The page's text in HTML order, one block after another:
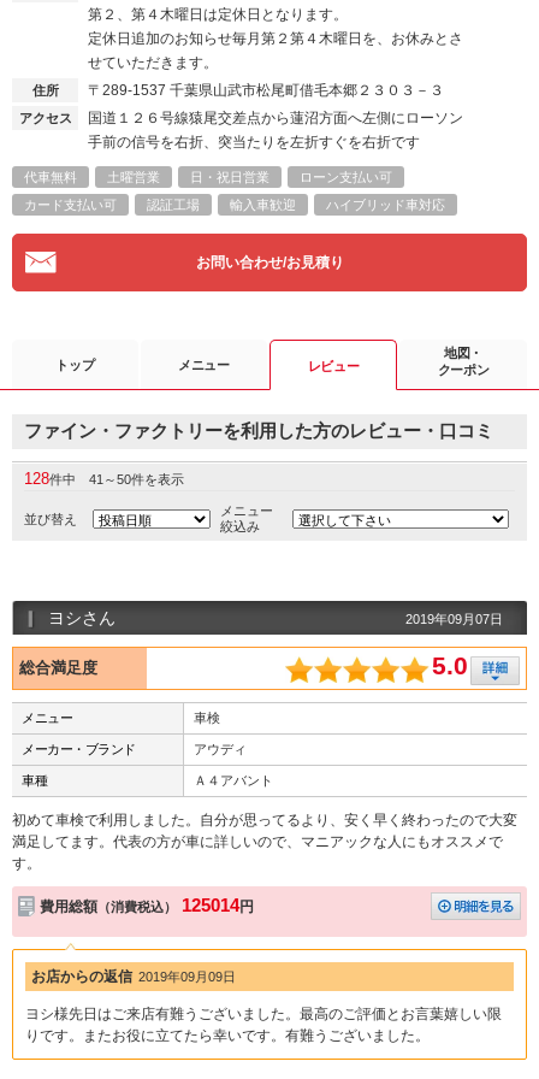
第２、第４木曜日は定休日となります。
定休日追加のお知らせ毎月第２第４木曜日を、お休みとさ
せていただきます。
住所 〒289-1537 千葉県山武市松尾町借毛本郷２３０３－３
アクセス
国道１２６号線猿尾交差点から蓮沼方面へ左側にローソン
手前の信号を右折、突当たりを左折すぐを右折です
代車無料 土曜営業 日・祝日営業
ローン支払い可
カード支払い可
認証工場 輸入車歓迎 ハイブリッド車対応
お問い合わせ/お見積り
トップ メニュー レビュー
地図・
クーポン
ファイン・ファクトリーを利用した方のレビュー・口コミ
128件中 41～50件を表示
並び替え
メニュー
絞込み
ヨシさん 2019年09月07日
総合満足度 5.0
メニュー 車検
メーカー・ブランド アウディ
車種 Ａ４アバント
初めて車検で利用しました。自分が思ってるより、安く早く終わったので大変
満足してます。代表の方が車に詳しいので、マニアックな人にもオススメで
す。
費用総額 （消費税込） 125014円
お店からの返信 2019年09月09日
ヨシ様先日はご来店有難うございました。最高のご評価とお言葉嬉しい限
りです。またお役に立てたら幸いです。有難うございました。